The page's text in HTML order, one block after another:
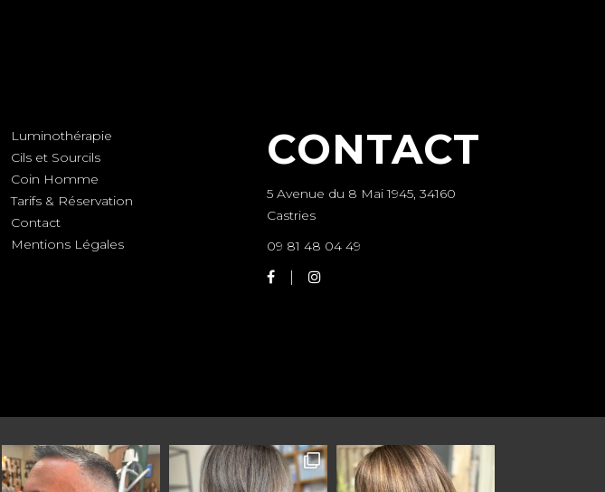
Luminothérapie
Cils et Sourcils
Coin Homme
Tarifs & Réservation
Contact
Mentions Légales
CONTACT
5 Avenue du 8 Mai 1945, 34160
Castries
09 81 48 04 49